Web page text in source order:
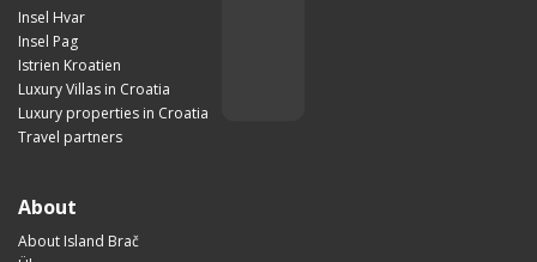
Insel Hvar
Insel Pag
Istrien Kroatien
Luxury Villas in Croatia
Luxury properties in Croatia
Travel partners
About
About Island Brač